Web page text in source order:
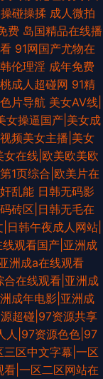
操碰操揉 成人微拍
费 岛国精品在线播
91网国产尤物在
伦理淫 成年免费
成人超碰网 91精
片导航 美女AV线|
女操逼国产|美女成
频美女主播|美女
女在线|欧美欧美欧
1页综合|欧美片在
乱能 日韩无码影
砖区|日韩无毛在
韩午夜成人网站|
观看国产|亚洲成
洲成a在线观看
在线观看|亚洲成
成年电影|亚洲成
超碰|97资源共享
人|97资源色色|97
三区中文字幕|一区
|一区二区网站在